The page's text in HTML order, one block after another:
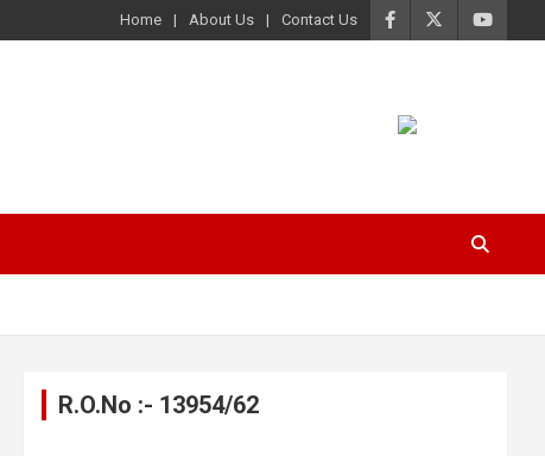
Home About Us Contact Us
R.O.No :- 13954/62